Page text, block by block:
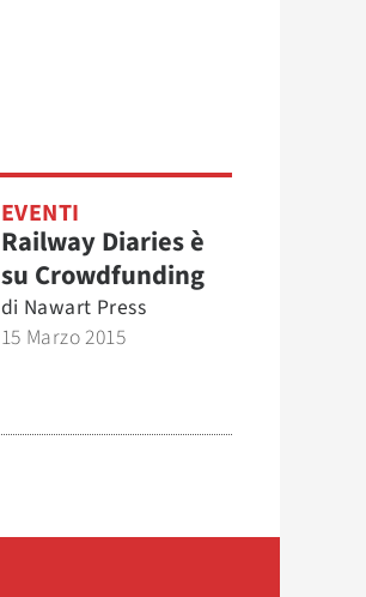
EVENTI
Railway Diaries è
su Crowdfunding
di Nawart Press
15 Marzo 2015